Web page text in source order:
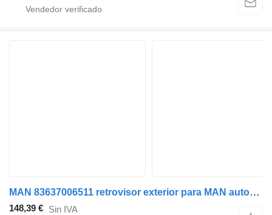
MAN 83637006511 retrovisor exterior para MAN autobús
148,39 € Sin IVA